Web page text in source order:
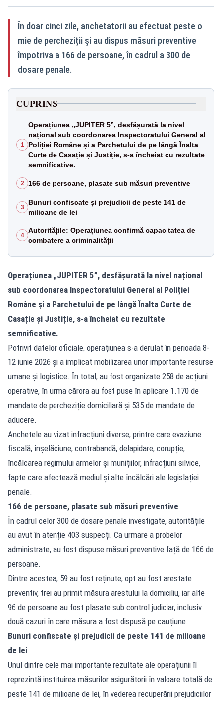
În doar cinci zile, anchetatorii au efectuat peste o
mie de percheziții și au dispus măsuri preventive
împotriva a 166 de persoane, în cadrul a 300 de
dosare penale.
CUPRINS
1
Operațiunea „JUPITER 5”, desfășurată la nivel
național sub coordonarea Inspectoratului General al
Poliției Române și a Parchetului de pe lângă Înalta
Curte de Casație și Justiție, s-a încheiat cu rezultate
semnificative.
2 166 de persoane, plasate sub măsuri preventive
3
Bunuri confiscate și prejudicii de peste 141 de
milioane de lei
4
Autoritățile: Operațiunea confirmă capacitatea de
combatere a criminalității
Operațiunea „JUPITER 5”, desfășurată la nivel național
sub coordonarea Inspectoratului General al Poliției
Române și a Parchetului de pe lângă Înalta Curte de
Casație și Justiție, s-a încheiat cu rezultate
semnificative.
Potrivit datelor oficiale, operațiunea s-a derulat în perioada 8-
12 iunie 2026 și a implicat mobilizarea unor importante resurse
umane și logistice. În total, au fost organizate 258 de acțiuni
operative, în urma cărora au fost puse în aplicare 1.170 de
mandate de percheziție domiciliară și 535 de mandate de
aducere.
Anchetele au vizat infracțiuni diverse, printre care evaziune
fiscală, înșelăciune, contrabandă, delapidare, corupție,
încălcarea regimului armelor și munițiilor, infracțiuni silvice,
fapte care afectează mediul și alte încălcări ale legislației
penale.
166 de persoane, plasate sub măsuri preventive
În cadrul celor 300 de dosare penale investigate, autoritățile
au avut în atenție 403 suspecți. Ca urmare a probelor
administrate, au fost dispuse măsuri preventive față de 166 de
persoane.
Dintre acestea, 59 au fost reținute, opt au fost arestate
preventiv, trei au primit măsura arestului la domiciliu, iar alte
96 de persoane au fost plasate sub control judiciar, inclusiv
două cazuri în care măsura a fost dispusă pe cauțiune.
Bunuri confiscate și prejudicii de peste 141 de milioane
de lei
Unul dintre cele mai importante rezultate ale operațiunii îl
reprezintă instituirea măsurilor asigurătorii în valoare totală de
peste 141 de milioane de lei, în vederea recuperării prejudiciilor